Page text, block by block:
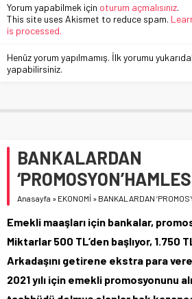
Yorum yapabilmek için oturum açmalısınız.
This site uses Akismet to reduce spam.
is processed.
Henüz yorum yapılmamış. İlk yorumu
yapabilirsiniz.
BANKALARDAN
Anasayfa » EKONOMİ » BANKALARDAN
Emekli maaşları için bankalar,
Miktarlar 500 TL’den başlıyor, 1.750
Arkadaşını getirene ekstra para
2021 yılı için emekli promosyonunu